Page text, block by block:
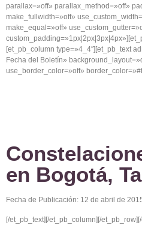
parallax=»off» parallax_method=»off»
make_fullwidth=»off»
make_equal=»off»
[et_pb_column type=»4_4″][et_pb_text
Fecha del Boletín»
use_border_color=»off»
en Bogotá,
Fecha de Publicación: 12 de abril de
[/et_pb_text][/et_pb_column][/